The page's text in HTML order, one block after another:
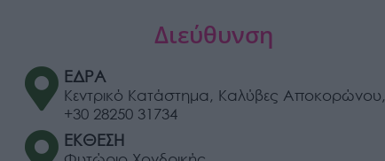
Διεύθυνση
ΕΔΡΑ
Κεντρικό Κατάστημα, Καλύβες Αποκορώνου,
+30 28250 31734
ΕΚΘΕΣΗ